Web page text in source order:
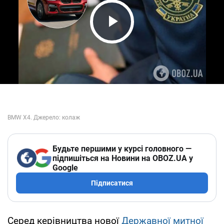
Play Video
Будьте першими у курсі головного —
підпишіться на Новини на OBOZ.UA у
Google
Підписатися
Серед керівництва новоїДержавної митної